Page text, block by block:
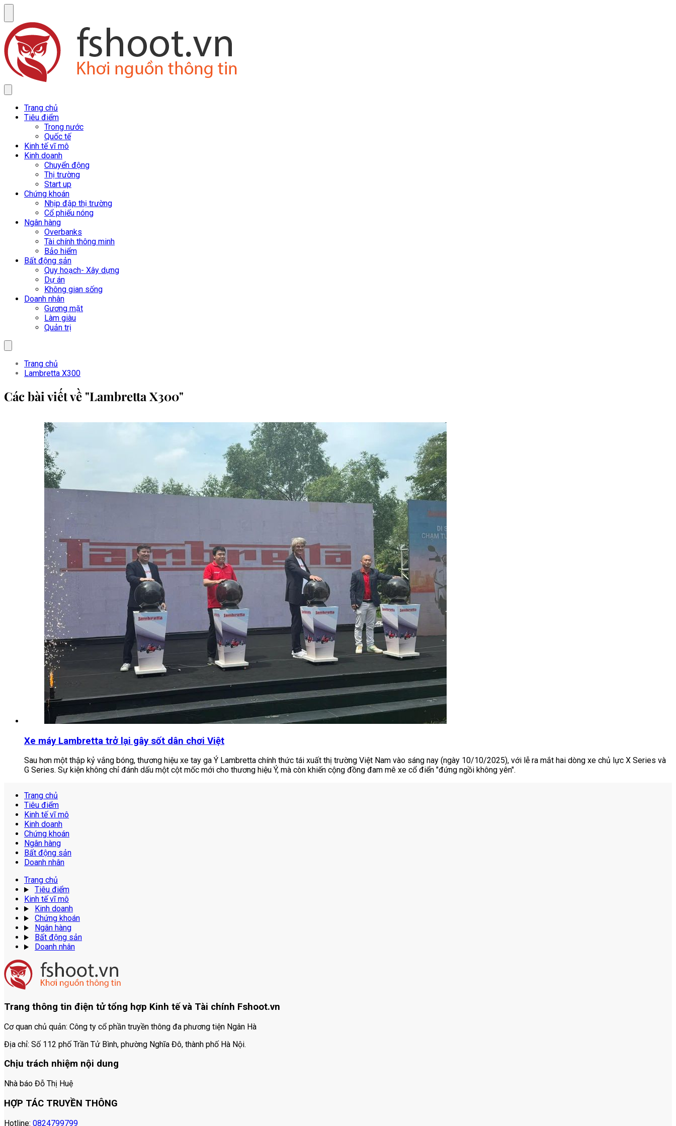
Trang chủ
Tiêu điểm
Trong nước
Quốc tế
Kinh tế vĩ mô
Kinh doanh
Chuyển động
Thị trường
Start up
Chứng khoán
Nhịp đập thị trường
Cổ phiếu nóng
Ngân hàng
Overbanks
Tài chính thông minh
Bảo hiểm
Bất động sản
Quy hoạch- Xây dựng
Dự án
Không gian sống
Doanh nhân
Gương mặt
Làm giàu
Quản trị
Trang chủ
Lambretta X300
Các bài viết về "Lambretta X300"
Xe máy Lambretta trở lại gây sốt dân chơi Việt
Sau hơn một thập kỷ vắng bóng, thương hiệu xe tay ga Ý Lambretta chính thức tái xuất thị trường Việt Nam vào sáng nay (ngày 10/10/2025), với lễ ra mắt hai dòng xe chủ lực X Series và
G Series. Sự kiện không chỉ đánh dấu một cột mốc mới cho thương hiệu Ý, mà còn khiến cộng đồng đam mê xe cổ điển "đứng ngồi không yên".
Trang chủ
Tiêu điểm
Kinh tế vĩ mô
Kinh doanh
Chứng khoán
Ngân hàng
Bất động sản
Doanh nhân
Trang chủ
Tiêu điểm
Kinh tế vĩ mô
Kinh doanh
Chứng khoán
Ngân hàng
Bất động sản
Doanh nhân
Trang thông tin điện tử tổng hợp Kinh tế và Tài chính Fshoot.vn
Cơ quan chủ quản: Công ty cổ phần truyền thông đa phương tiện Ngân Hà
Địa chỉ: Số 112 phố Trần Tử Bình, phường Nghĩa Đô, thành phố Hà Nội.
Chịu trách nhiệm nội dung
Nhà báo Đỗ Thị Huệ
HỢP TÁC TRUYỀN THÔNG
Hotline: 0824799799